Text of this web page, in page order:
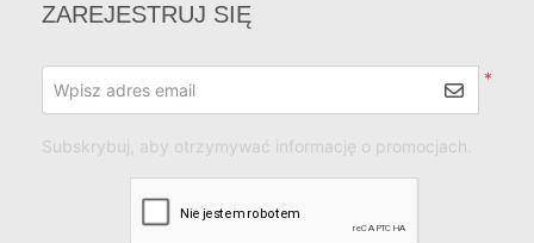
ZAREJESTRUJ SIĘ
*
Wpisz adres email
Subskrybuj, aby otrzymywać informację o promocjach.